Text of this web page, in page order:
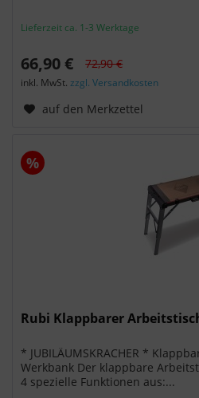
Lieferzeit ca. 1-3 Werktage
66,90 € 72,90 €
inkl. MwSt.zzgl. Versandkosten
auf den Merkzettel
%
Rubi Klappbarer
* JUBILÄUMSKRACHER *
Werkbank Der klappbare
4 spezielle Funktionen aus:...